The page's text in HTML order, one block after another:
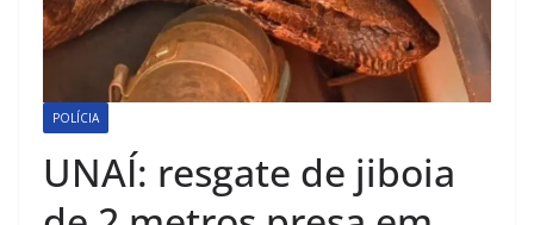
POLÍCIA
UNAÍ: resgate de jiboia